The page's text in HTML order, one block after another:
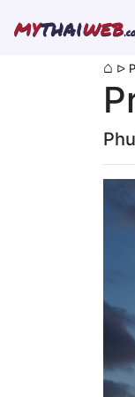
mythaiweb
⌂ ᐅ